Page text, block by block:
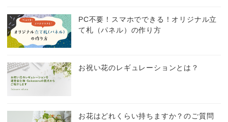
PC不要！スマホでできる！オリジナル立
て札（パネル）の作り方
お祝い花のレギュレーションとは？
お花はどれくらい持ちますか？のご質問